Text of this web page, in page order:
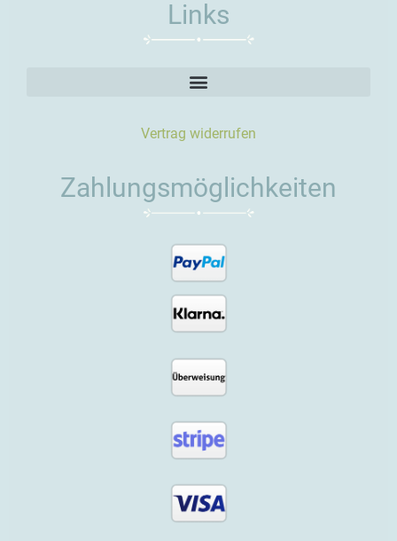
Links
Vertrag widerrufen
Zahlungsmöglichkeiten